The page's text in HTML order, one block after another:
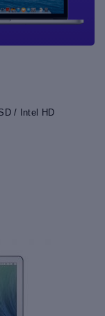
/ Intel HD